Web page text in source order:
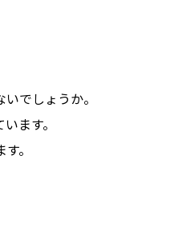
でしょうか。
ます。
。